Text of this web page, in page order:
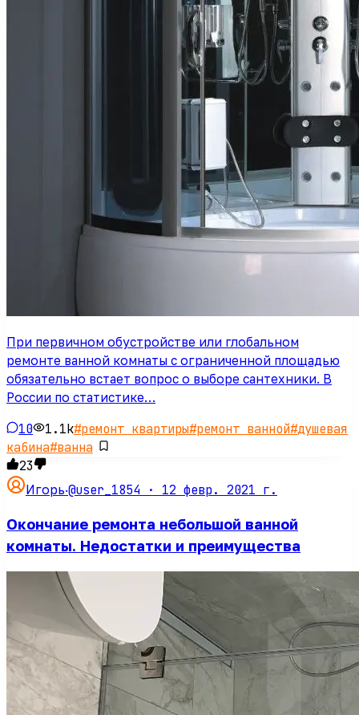
При первичном обустройстве или глобальном
ремонте ванной комнаты с ограниченной площадью
обязательно встает вопрос о выборе сантехники. В
России по статистике…
10 1.1k#ремонт квартиры#ремонт ванной#душевая
кабина#ванна
23
Игорь·@user_1854 · 12 февр. 2021 г.
Окончание ремонта небольшой ванной
комнаты. Недостатки и преимущества